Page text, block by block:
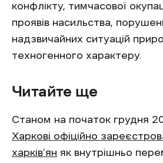
конфлікту, тимчасової
проявів насильства,
надзвичайних ситуацій
техногенного характеру.
Читайте ще
Станом на початок грудня
Харкові офіційно
харків’ян як внутрішньо